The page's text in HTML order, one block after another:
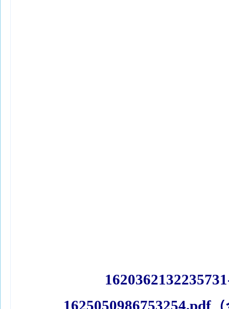
1625050986753254.pdf